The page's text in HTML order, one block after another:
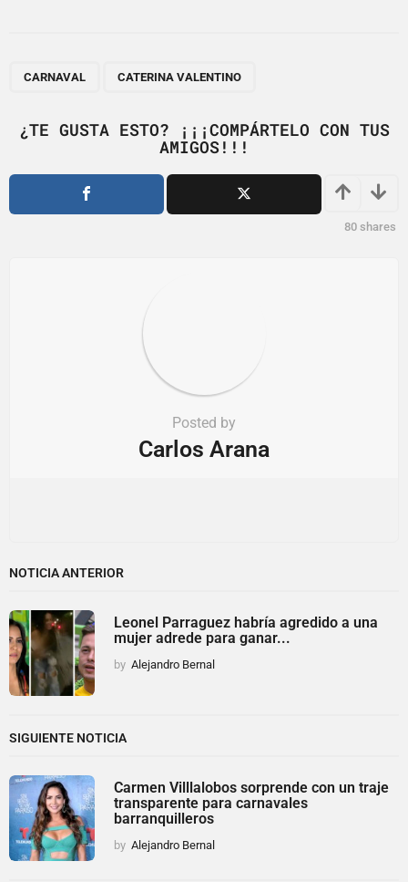
a
i
CARNAVAL CATERINA VALENTINO
¿TE GUSTA ESTO? ¡¡¡COMPÁRTELO CON TUS
AMIGOS!!!
80 shares
Posted by
Carlos Arana
NOTICIA ANTERIOR
Leonel Parraguez habría agredido a una
mujer adrede para ganar...
by Alejandro Bernal
SIGUIENTE NOTICIA
Carmen Villlalobos sorprende con un traje
transparente para carnavales
barranquilleros
by Alejandro Bernal